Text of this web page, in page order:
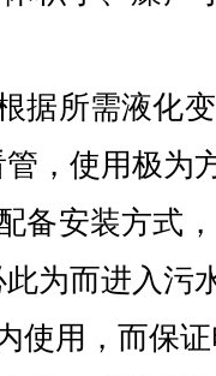
据所需液化
，使用极为
备安装方式
为而进入污
使用，而保